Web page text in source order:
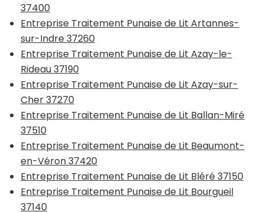
37400
Entreprise Traitement Punaise de Lit Artannes-
sur-Indre 37260
Entreprise Traitement Punaise de Lit Azay-le-
Rideau 37190
Entreprise Traitement Punaise de Lit Azay-sur-
Cher 37270
Entreprise Traitement Punaise de Lit Ballan-Miré
37510
Entreprise Traitement Punaise de Lit Beaumont-
en-Véron 37420
Entreprise Traitement Punaise de Lit Bléré 37150
Entreprise Traitement Punaise de Lit Bourgueil
37140